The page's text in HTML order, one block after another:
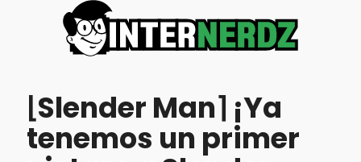
⌊Slender Man⌉ ¡Ya
tenemos un primer